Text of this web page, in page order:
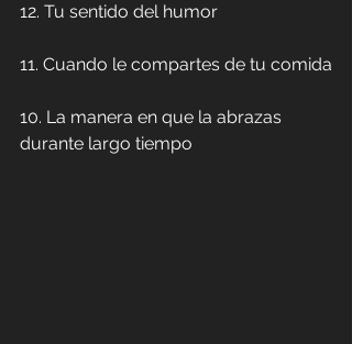
12. Tu sentido del humor
11. Cuando le compartes de tu comida
10. La manera en que la abrazas
durante largo tiempo